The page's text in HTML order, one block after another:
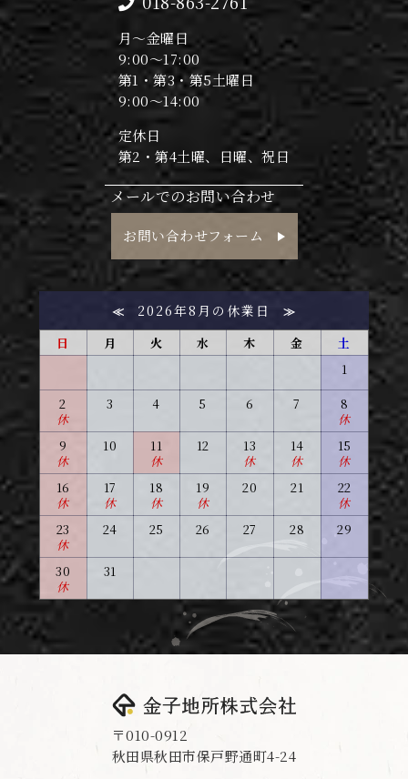
月～金曜日
9:00～17:00
第1・第3・第5土曜日
9:00～14:00
定休日
第2・第4土曜、日曜、祝日
メールでのお問い合わせ
お問い合わせフォーム
≪ 2026年8月の休業日 ≫
日 月 火 水 木 金
土
1
2
休
3 4 5 6 7
8
休
9
休
10
11
休
12
13
休
14
休
15
休
16
休
17
休
18
休
19
休
20 21
22
休
23
休
24 25 26 27 28 29
30
休
31
〒010-0912
秋田県秋田市保戸野通町4-24